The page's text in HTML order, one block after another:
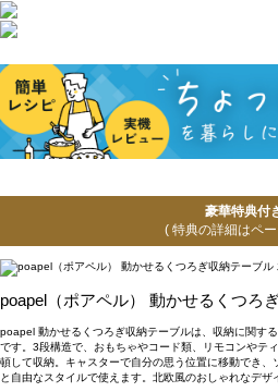
豪華特典付
( 特典の詳細はペ
poapel（ポアペル） 動かせるくつろ
poapel 動かせるくつろぎ収納テーブルは、収納に関す
です。3段構造で、おもちゃやコード類、リモコンやテ
頓して収納。キャスターで自分の思う位置に移動でき
と自由なスタイルで使えます。北欧風のおしゃれなデザ